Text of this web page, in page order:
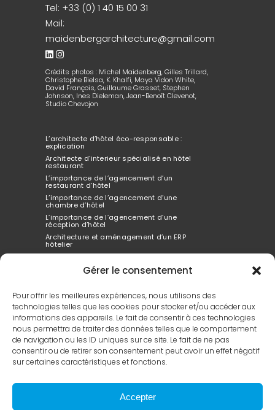
Gérer le consentement
Pour offrir les meilleures expériences, nous utilisons des
technologies telles que les cookies pour stocker et/ou accéder aux
informations des appareils. Le fait de consentir à ces technologies
nous permettra de traiter des données telles que le comportement
de navigation ou les ID uniques sur ce site. Le fait de ne pas
consentir ou de retirer son consentement peut avoir un effet négatif
sur certaines caractéristiques et fonctions.
Accepter
Tel: +33 (0) 1 40 15 00 31
Mail:
maidenbergarchitecture@gmail.com
Crédits photos : Michel Maidenberg, Gilles Trillard,
Christophe Bielsa, K. Khalfi, Maya Vidon White,
David François, Guillaume Grasset, Stephen
Johnson, Ines Dieleman, Jean-Benoît Clevenot,
Studio Chevojon
L’architecte d’hôtel éco-responsable :
explication
Architecte d’interieur spécialisé en hôtel
restaurant
L’importance de l’agencement d’un
restaurant d’hôtel
L’importance de l’agencement d’une
chambre d’hôtel
L’importance de l’agencement d’une
réception d’hôtel
Architecture et aménagement d’un ERP
hôtelier
Architecte d’interieur spécialisé dans
Comment l’agencement de l’hôtel peut tout
Le design extérieur de hôtel est votre vitrine
Ce qui compte dans l’aménagement d’un
hôtel
L’innovation architecturale dans la
conception d’hôtel
Comprendre les concepts de projets
Architecte Expert en Hôtels de Luxe et Design